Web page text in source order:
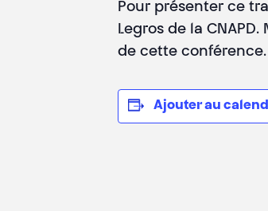
Pour présenter ce
Legros de la
de cette
Ajouter au